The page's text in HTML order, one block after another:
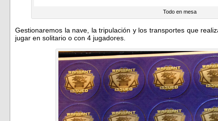
Todo en mesa
Gestionaremos la nave, la tripulación y los transportes que
jugar en solitario o con 4 jugadores.